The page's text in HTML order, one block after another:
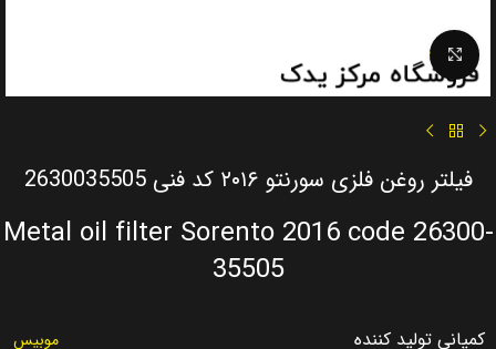
Click to enlarge
فیلتر روغن فلزی سورنتو ۲۰۱۶ کد فنی 2630035505
Metal oil filter Sorento 2016 code 26300-
35505
کمپانی تولید کننده موبیس